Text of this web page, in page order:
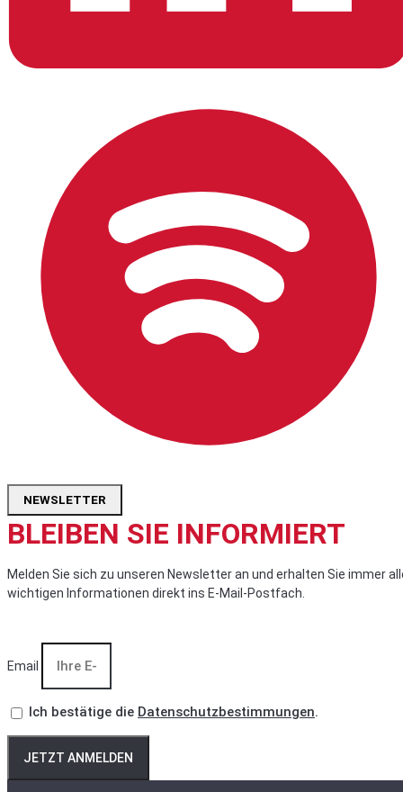
NEWSLETTER
BLEIBEN SIE INFORMIERT
Melden Sie sich zu unseren Newsletter an und erhalten Sie immer
wichtigen Informationen direkt ins E-Mail-Postfach.
Email
Ich bestätige die Datenschutzbestimmungen.
JETZT ANMELDEN